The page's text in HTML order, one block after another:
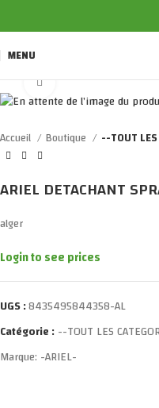
MENU
Click to enlarge
Accueil Boutique --TOUT
ARIEL DETACHANT
alger
Login to see prices
UGS :8435495844358-AL
Catégorie :--TOUT LES
Marque: -ARIEL-